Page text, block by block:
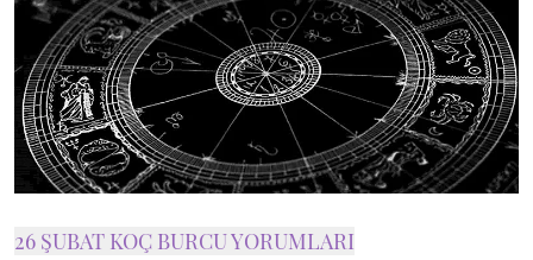
26 ŞUBAT KOÇ BURCU YORUMLARI